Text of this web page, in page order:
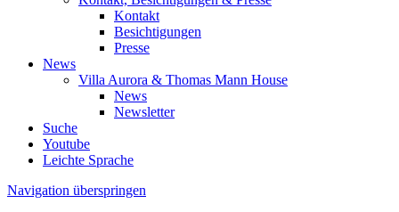
Kontakt
Besichtigungen
Presse
News
Villa Aurora & Thomas Mann House
News
Newsletter
Suche
Youtube
Leichte Sprache
Navigation überspringen